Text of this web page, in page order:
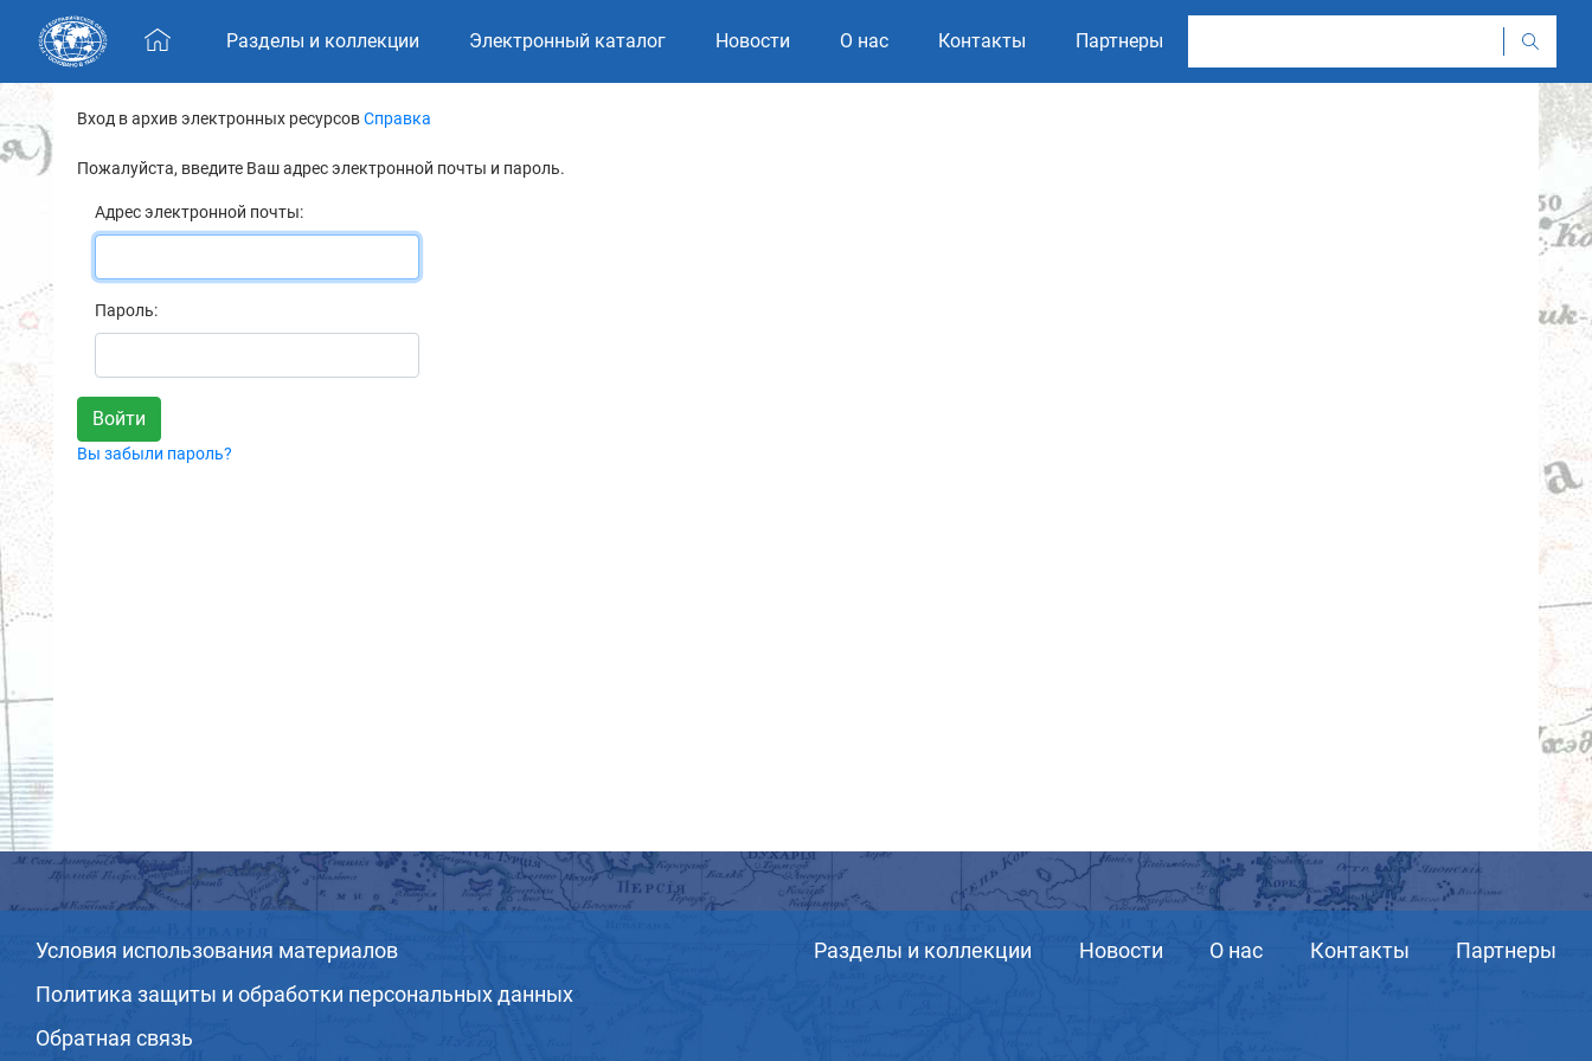
Skip navigation
Разделы и коллекции Электронный каталог Новости О нас Контакты Партнеры
Вход в архив электронных ресурсовСправка
Пожалуйста, введите Ваш адрес электронной почты и пароль.
Адрес электронной почты:
Пароль:
Вы забыли пароль?
Условия использования материалов
Политика защиты и обработки персональных данных
Обратная связь
Разделы и коллекции Новости О нас Контакты Партнеры